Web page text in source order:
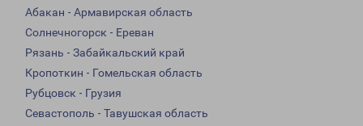
Абакан - Армавирская область
Солнечногорск - Ереван
Рязань - Забайкальский край
Кропоткин - Гомельская область
Рубцовск - Грузия
Севастополь - Тавушская область